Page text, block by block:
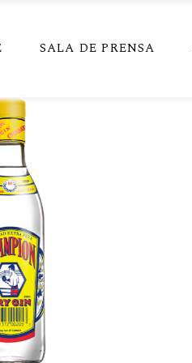
SALA DE PRENSA